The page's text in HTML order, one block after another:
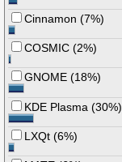
Cinnamon (7%)
COSMIC (2%)
GNOME (18%)
KDE Plasma (30%)
LXQt (6%)